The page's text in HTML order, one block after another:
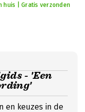
huis | Gratis verzonden
- 'Een
en keuzes in de